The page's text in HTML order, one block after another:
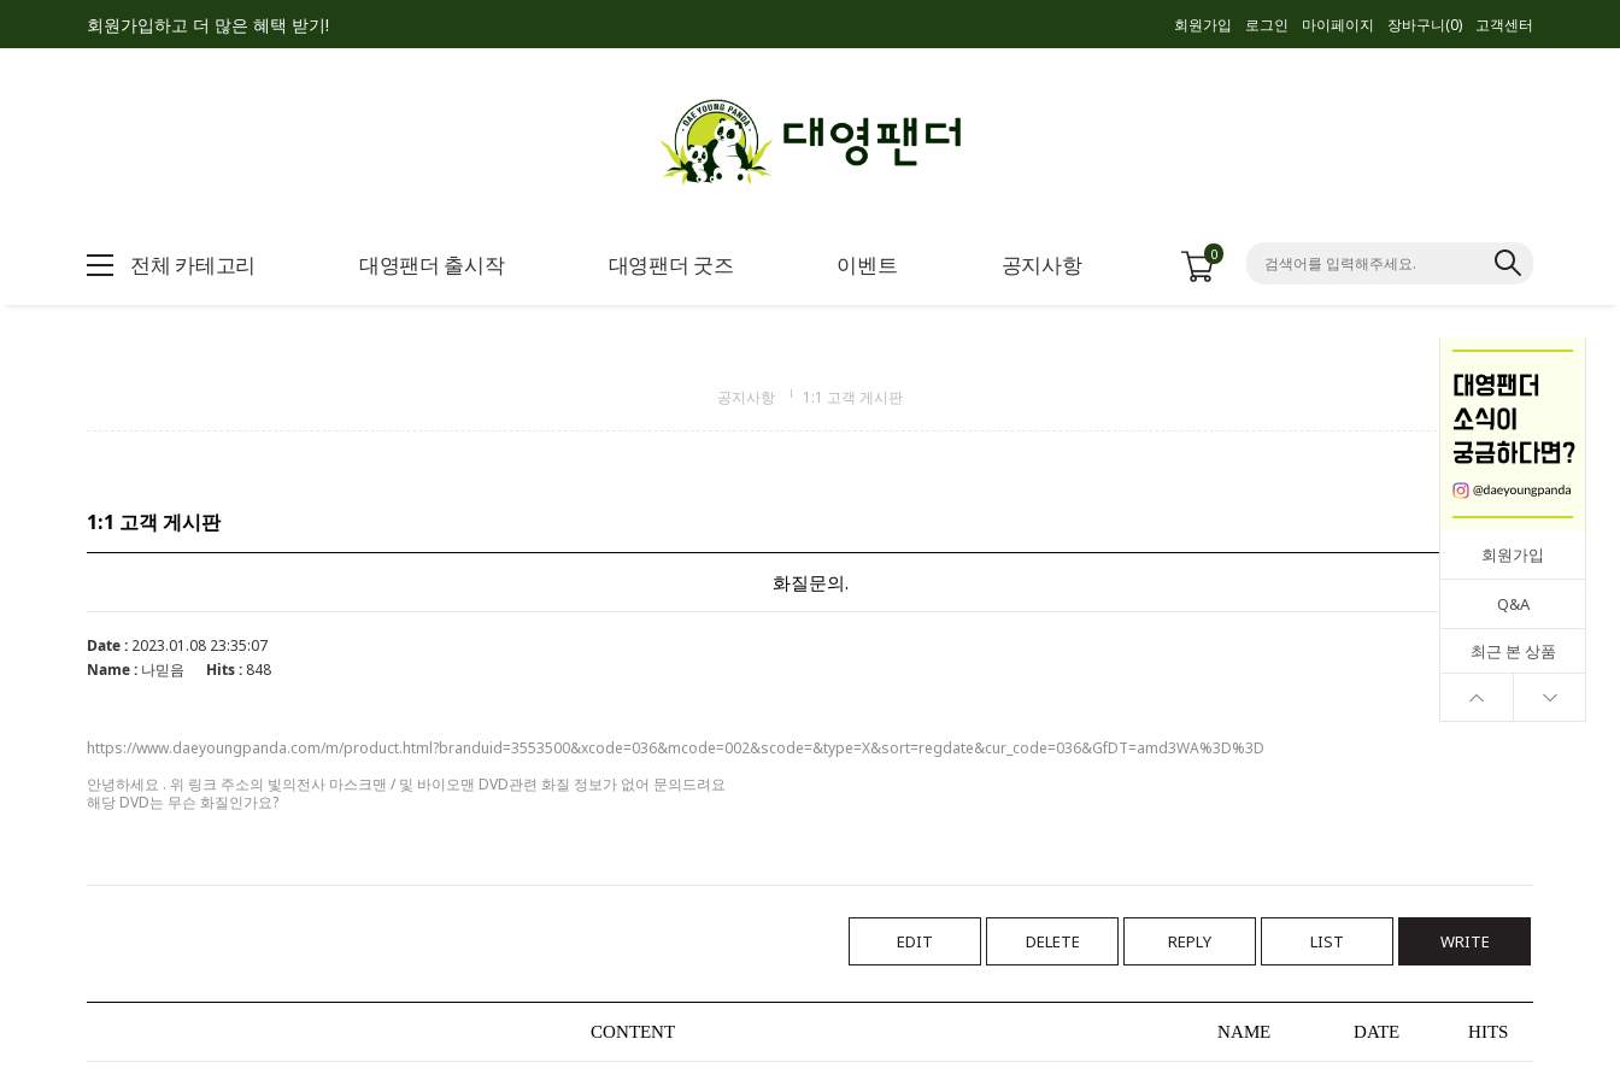
회원가입하고 더 많은 혜택 받기! 회원가입 로그인 마이페이지 장바구니(0) 고객센터
전체 카테고리 대영팬더 출시작 대영팬더 굿즈 이벤트 공지사항 0
회원가입
Q&A
최근 본 상품
공지사항 1:1 고객 게시판
1:1 고객 게시판
화질문의.
Date : 2023.01.08 23:35:07
Name : 나믿음 Hits : 848
https://www.daeyoungpanda.com/m/product.html?branduid=3553500&xcode=036&mcode=002&scode=&type=X&sort=regdate&cur_code=036&GfDT=amd3WA%3D%3D
안녕하세요 . 위 링크 주소의 빛의전사 마스크맨 / 및 바이오맨 DVD관련 화질 정보가 없어 문의드려요
해당 DVD는 무슨 화질인가요?
EDIT DELETE REPLY LIST WRITE
CONTENT NAME DATE HITS